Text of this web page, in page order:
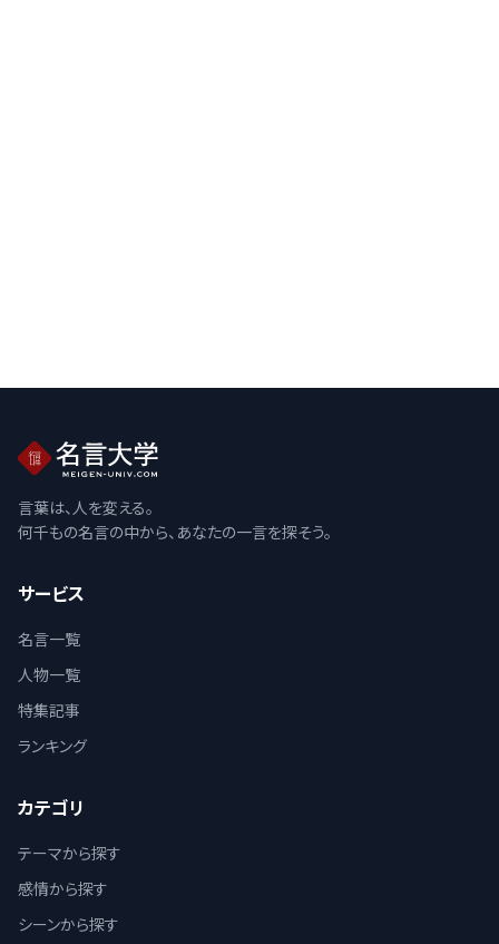
言葉は、人を変える。
何千もの名言の中から、あなたの一言を探そう。
サービス
名言一覧
人物一覧
特集記事
ランキング
カテゴリ
テーマから探す
感情から探す
シーンから探す